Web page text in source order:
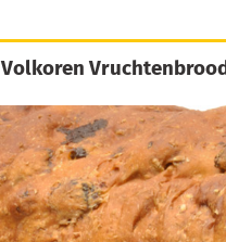
Volkoren